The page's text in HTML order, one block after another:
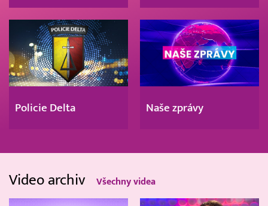
Policie Delta Naše zprávy
Video archiv Všechny videa